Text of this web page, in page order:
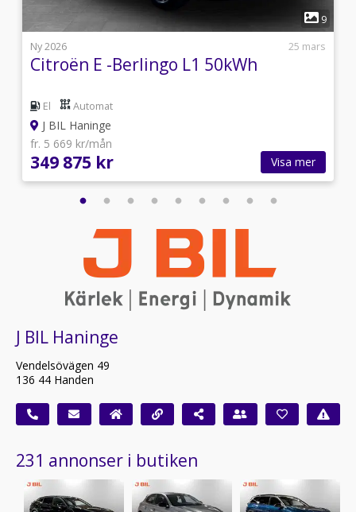
1
9
Ny 2026
25 mars
Citroën E -Berlingo L1 50kWh
El Automat
J BIL Haninge
fr. 5 669 kr/mån
349 875 kr Visa mer
J BIL Haninge
Vendelsövägen 49
136 44 Handen
231 annonser i butiken